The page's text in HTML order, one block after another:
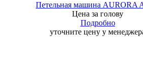
Петельная машина AURORA
Цена за голову
Подробно
уточните цену у